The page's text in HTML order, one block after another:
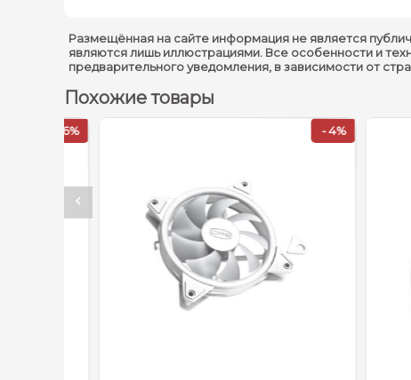
Размещённая на сайте информация не является
являются лишь иллюстрациями. Все особенности и
предварительного уведомления, в зависимости от
Похожие товары